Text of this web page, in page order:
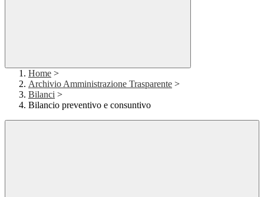
Home >
Archivio Amministrazione Trasparente >
Bilanci >
Bilancio preventivo e consuntivo